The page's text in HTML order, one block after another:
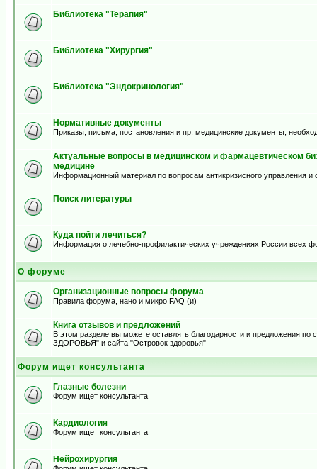
Библиотека "Терапия"
Библиотека "Хирургия"
Библиотека "Эндокринология"
Нормативные документы
Приказы, письма, постановления и пр. медицинские документы,
Актуальные вопросы в медицинском и фармацевтическом
медицине
Информационный материал по вопросам антикризисного управления и
Поиск литературы
Куда пойти лечиться?
Информация о лечебно-профилактических учреждениях России всех
О форуме
Организационные вопросы форума
Правила форума, нано и микро FAQ (и)
Книга отзывов и предложений
В этом разделе вы можете оставлять благодарности и предложения
ЗДОРОВЬЯ" и сайта "Островок здоровья"
Форум ищет консультанта
Глазные болезни
Форум ищет консультанта
Кардиология
Форум ищет консультанта
Нейрохирургия